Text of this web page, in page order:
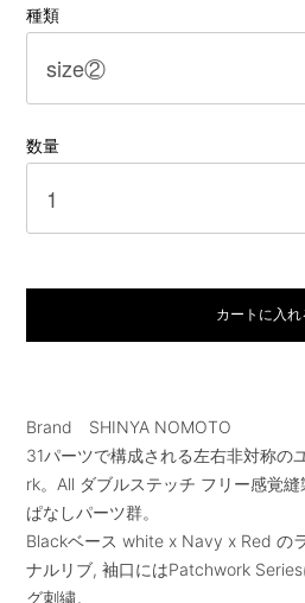
種類
数量
カートに入れ
Brand SHINYA NOMOTO
31パーツで構成される左右非対称の
rk。All ダブルステッチ フリー感覚
ぱなしパーツ群。
Blackベース white x Navy x Red の
ナルリブ, 袖口にはPatchwork
グ刺繍。